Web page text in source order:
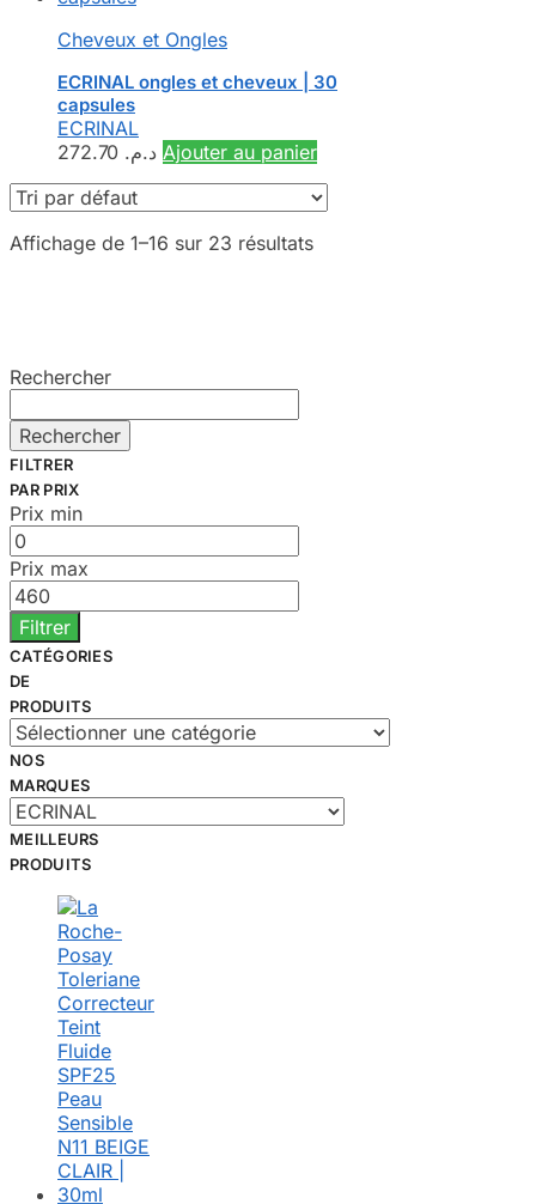
Cheveux et Ongles
ECRINAL ongles et cheveux | 30
capsules
ECRINAL
د.م. Ajouter au panier
Affichage de 1–16 sur 23 résultats
Rechercher
Rechercher
FILTRER
PAR PRIX
Prix min
Prix max
Filtrer
CATÉGORIES
DE
PRODUITS
NOS
MARQUES
MEILLEURS
PRODUITS